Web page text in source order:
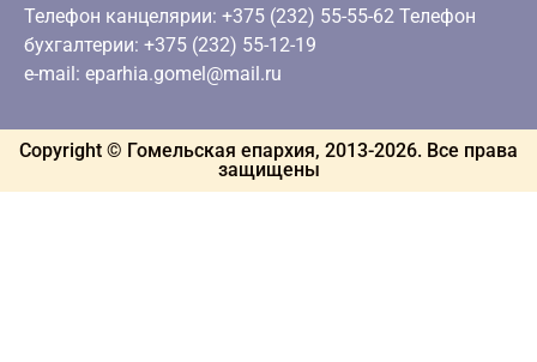
Телефон канцелярии: +375 (232) 55-55-62 Телефон
бухгалтерии: +375 (232) 55-12-19
e-mail: eparhia.gomel@mail.ru
Copyright © Гомельская епархия, 2013-2026. Все права
защищены